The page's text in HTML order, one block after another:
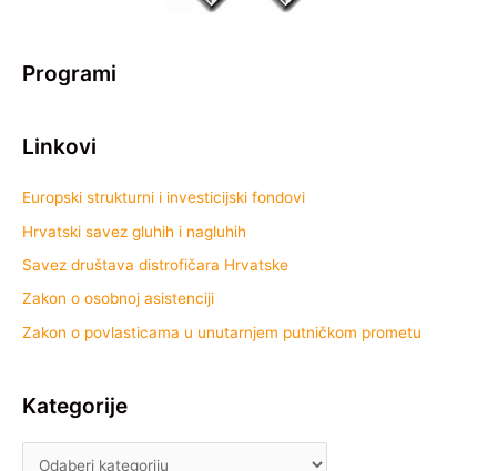
Programi
Linkovi
Europski strukturni i investicijski fondovi
Hrvatski savez gluhih i nagluhih
Savez društava distrofičara Hrvatske
Zakon o osobnoj asistenciji
Zakon o povlasticama u unutarnjem putničkom prometu
Kategorije